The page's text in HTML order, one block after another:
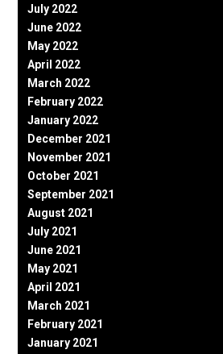
July 2022
June 2022
May 2022
April 2022
March 2022
February 2022
January 2022
December 2021
November 2021
October 2021
September 2021
August 2021
July 2021
June 2021
May 2021
April 2021
March 2021
February 2021
January 2021